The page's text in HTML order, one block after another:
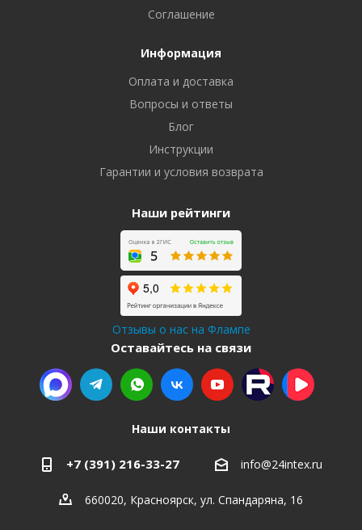
Соглашение
Информация
Оплата и доставка
Вопросы и ответы
Блог
Инструкции
Гарантии и условия возврата
Наши рейтинги
Отзывы о нас на Флампе
Оставайтесь на связи
Наши контакты
+7 (391) 216-33-27 info@24intex.ru
660020, Красноярск, ул. Спандаряна, 16